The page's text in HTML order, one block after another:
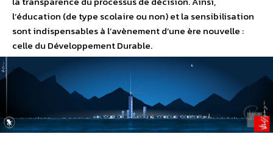
l’éducation (de type scolaire ou non) et la sensibilisation
sont indispensables à l’avènement d’une ère nouvelle :
celle du Développement Durable.